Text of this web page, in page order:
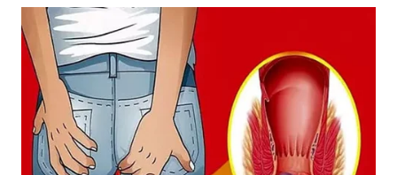
WN
INDRAMAYU
WN
KUNINGAN
WN
MAJALENGKA